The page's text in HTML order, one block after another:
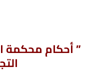
” أحكام محكمة